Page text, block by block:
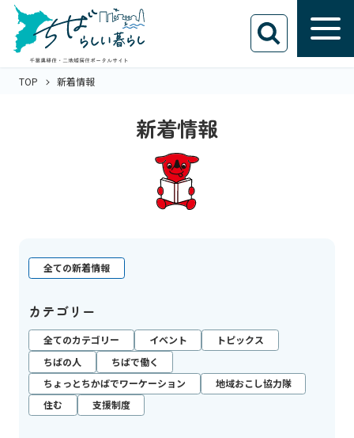
TOP 新着情報
新着情報
全ての新着情報
カテゴリー
全てのカテゴリー イベント
トピックス
ちばの人
ちばで働く
ちょっとちかばでワーケーション
地域おこし協力隊
住む
支援制度